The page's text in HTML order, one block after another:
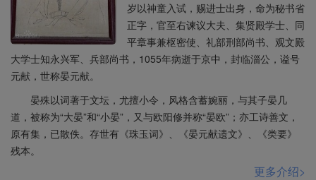
岁以神童入试，赐进士出身，命为秘书省
正字，官至右谏议大夫、集贤殿学士、同
平章事兼枢密使、礼部刑部尚书、观文殿
大学士知永兴军、兵部尚书，1055年病逝于京中，封临淄公，谥号
元献，世称晏元献。
晏殊以词著于文坛，尤擅小令，风格含蓄婉丽，与其子晏几
道，被称为“大晏”和“小晏”，又与欧阳修并称“晏欧”；亦工诗善文，
原有集，已散佚。存世有《珠玉词》、《晏元献遗文》、《类要》
残本。
更多介绍>